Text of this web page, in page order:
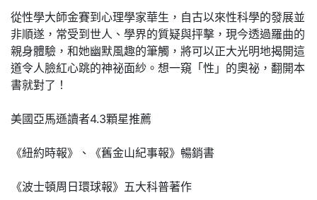
從性學大師金賽到心理學家華生，自古以來性科學的發展並
非順遂，常受到世人、學界的質疑與抨擊，現今透過羅曲的
親身體驗，和她幽默風趣的筆觸，將可以正大光明地揭開這
道令人臉紅心跳的神祕面紗。想一窺「性」的奧祕，翻開本
書就對了！
美國亞馬遜讀者4.3顆星推薦
《紐約時報》、《舊金山紀事報》暢銷書
《波士頓周日環球報》五大科普著作